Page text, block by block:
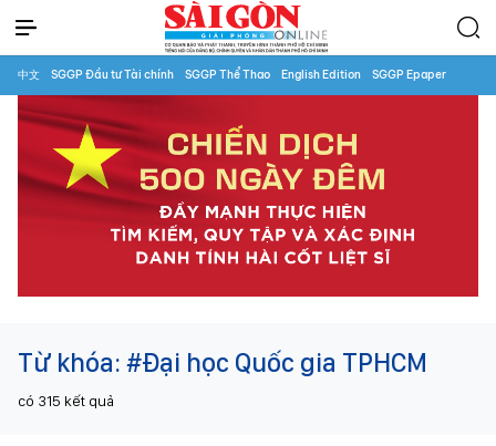
中文 SGGP Đầu tư Tài chính SGGP Thể Thao English Edition SGGP Epaper
Từ khóa: #Đại học Quốc gia TPHCM
có 315 kết quả